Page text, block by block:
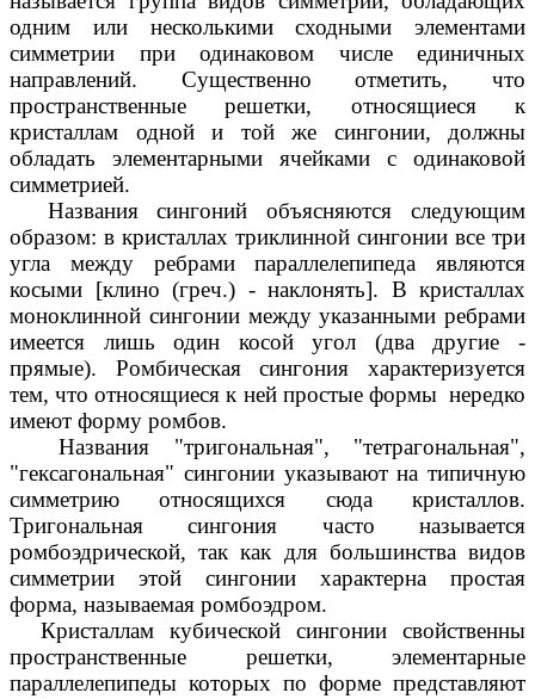
одним или несколькими сходными элементами
симметрии при одинаковом числе единичных
направлений. Существенно отметить, что
пространственные решетки, относящиеся к
кристаллам одной и той же сингонии, должны
обладать элементарными ячейками с одинаковой
симметрией.
Названия сингоний объясняются следующим
образом: в кристаллах триклинной сингонии все три
угла между ребрами параллелепипеда являются
косыми [клино (греч.) - наклонять]. В кристаллах
моноклинной сингонии между указанными ребрами
имеется лишь один косой угол (два другие -
прямые). Ромбическая сингония характеризуется
тем, что относящиеся к ней простые формы нередко
имеют форму ромбов.
Названия "тригональная", "тетрагональная",
"гексагональная" сингонии указывают на типичную
симметрию относящихся сюда кристаллов.
Тригональная сингония часто называется
ромбоэдрической, так как для большинства видов
симметрии этой сингонии характерна простая
форма, называемая ромбоэдром.
Кристаллам кубической сингонии свойственны
пространственные решетки, элементарные
параллелепипеды которых по форме представляют